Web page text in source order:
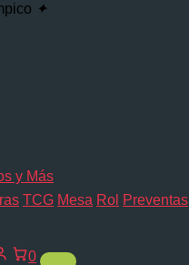
✦
TCG Mesa Rol Preventas
0